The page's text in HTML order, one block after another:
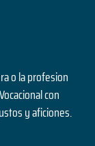
o la profesion
con
y aficiones.